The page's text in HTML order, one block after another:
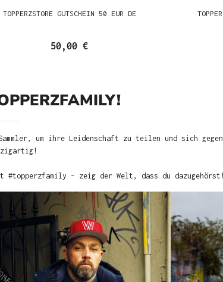
TOPPERZSTORE GUTSCHEIN 50 EUR DE
50,00 €
um ihre Leidenschaft zu teilen und sich
#topperzfamily – zeig der Welt, dass du dazugehörst!